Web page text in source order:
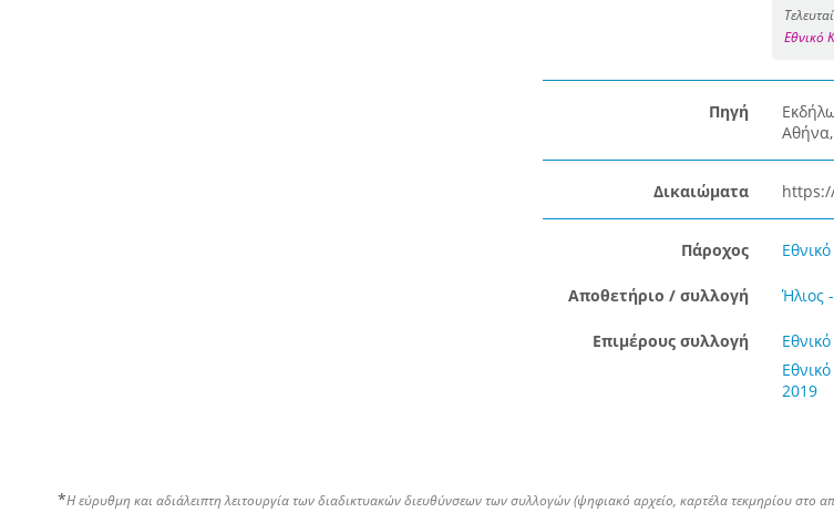
Εθνικό
Πηγή
Δικαιώματα
Πάροχος
Αποθετήριο / συλλογή Ήλιος
Επιμέρους συλλογή
2019
*Η εύρυθμη και αδιάλειπτη λειτουργία των διαδικτυακών διευθύνσεων των συλλογών (ψηφιακό αρχείο, καρτέλα τεκμηρίου στο